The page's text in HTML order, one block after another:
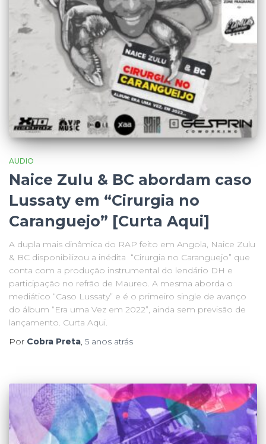
AUDIO
Naice Zulu & BC abordam caso
Lussaty em “Cirurgia no
Caranguejo” [Curta Aqui]
A dupla mais dinâmica do RAP feito em Angola, Naice Zulu
& BC disponibilizou a inédita “Cirurgia no Caranguejo” que
conta com a produção instrumental do lendário DH e
participação no refrão de Maureo. A mesma aborda o
mediático “Caso Lussaty” e é o primeiro single de avanço
do álbum “Era uma Vez em 2022”, ainda sem previsão de
lançamento. Curta Aqui.
Por Cobra Preta, 5 anos atrás